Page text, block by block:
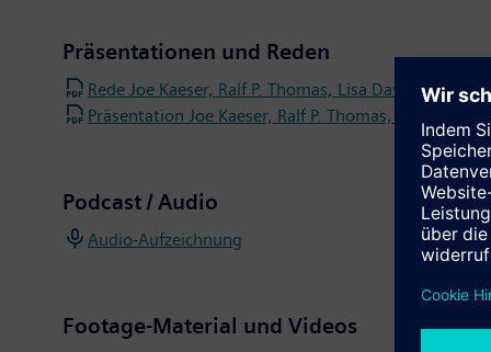
Präsentationen und Reden
Rede Joe Kaeser, Ralf P. Thomas, Lisa Davis und
Präsentation Joe Kaeser, Ralf P. Thomas, Lisa Davis
Podcast / Audio
Audio-Aufzeichnung
Footage-Material und Videos